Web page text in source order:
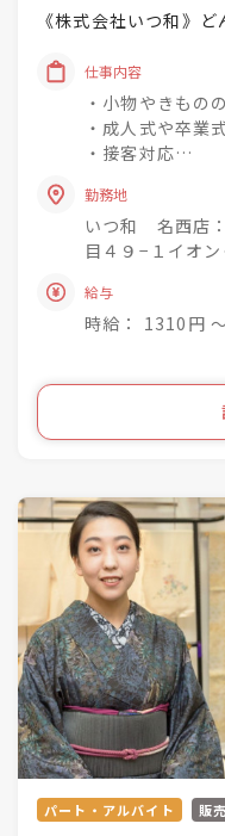
《株式会社いつ和》ど
「一人でも多く、一度
着物着姿を増やしてい
という理念を掲げて
興味関心を深めながら
成長できる社風◎
「いつ和」29店舗
「いつ和・ふるーれ」4
「成人式サロン
「きものの相談窓口
●・○・●・○・●・
仕事内容
・小物やきもの
・成人式や卒業
・接客対応
・おでかけ会 /
案内
お客様のそんな
きものをより身
ライフスタイル
勤務地
いつ和 名西店
目４９−１イオ
給与
時給：
パート・アルバイト 販